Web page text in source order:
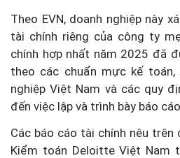
Theo EVN, doanh nghiệp này
tài chính riêng của công ty
chính hợp nhất năm 2025 đã
theo các chuẩn mực kế
nghiệp Việt Nam và các quy
đến việc lập và trình bày báo
Các báo cáo tài chính nêu trên
Kiểm toán Deloitte Việt Nam